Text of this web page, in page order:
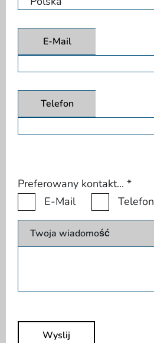
E-Mail
Telefon
Preferowany kontakt... *
E-Mail
Telefon
Twoja wiadomość
Wyslij